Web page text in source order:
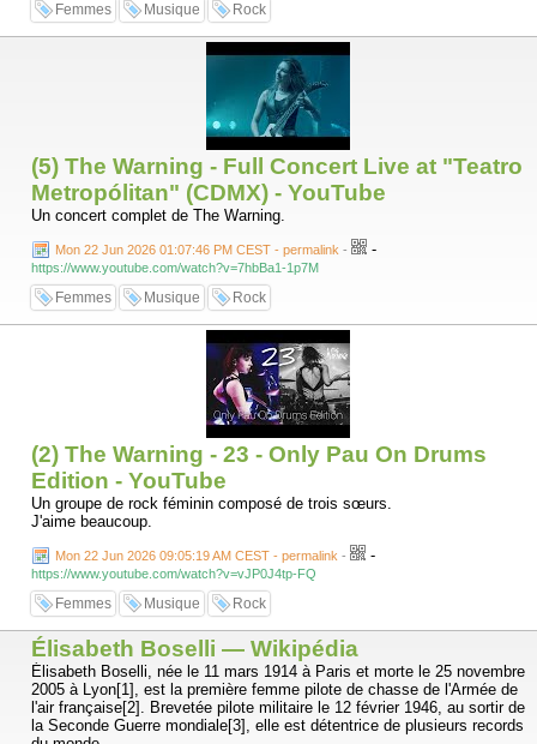
Femmes Musique Rock
(5) The Warning - Full Concert Live at "Teatro
Metropólitan" (CDMX) - YouTube
Un concert complet de The Warning.
Mon 22 Jun 2026 01:07:46 PM CEST - permalink - -
https://www.youtube.com/watch?v=7hbBa1-1p7M
Femmes Musique Rock
(2) The Warning - 23 - Only Pau On Drums
Edition - YouTube
Un groupe de rock féminin composé de trois sœurs.
J'aime beaucoup.
Mon 22 Jun 2026 09:05:19 AM CEST - permalink - -
https://www.youtube.com/watch?v=vJP0J4tp-FQ
Femmes Musique Rock
Élisabeth Boselli — Wikipédia
Élisabeth Boselli, née le 11 mars 1914 à Paris et morte le 25 novembre
2005 à Lyon[1], est la première femme pilote de chasse de l'Armée de
l'air française[2]. Brevetée pilote militaire le 12 février 1946, au sortir de
la Seconde Guerre mondiale[3], elle est détentrice de plusieurs records